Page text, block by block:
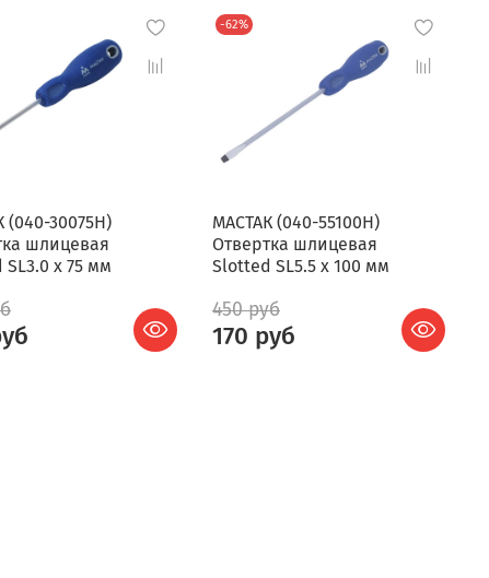
(040-30075H)
шлицевая
x 75 мм
-62%
МАСТАК (040-55100H)
Отвертка шлицевая
Slotted SL5.5 x 100 мм
450 руб
170 руб